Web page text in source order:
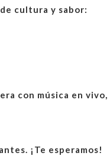
cultura y sabor:
con música en
¡Te esperamos!